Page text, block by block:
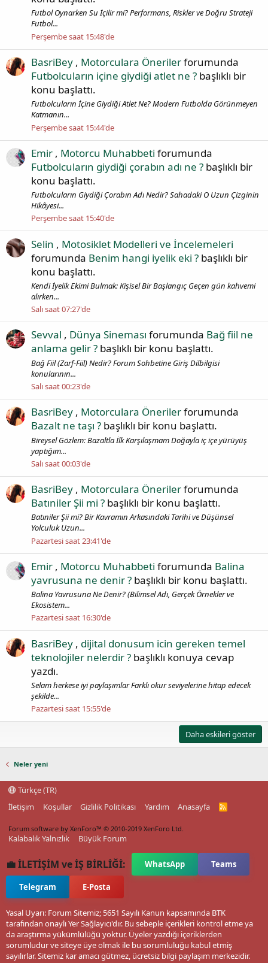
Futbol Oynarken Su İçilir mi? Performans, Riskler ve Doğru Strateji
Futbol...
Perşembe saat 15:48'de
BasriBey , Motorculara Önerilerforumunda
Futbolcuların içine giydiği atlet ne ? başlıklı bir
konu başlattı.
Futbolcuların İçine Giydiği Atlet Ne? Modern Futbolda Görünmeyen
Katmanın...
Perşembe saat 15:44'de
Emir , Motorcu Muhabbeti forumunda
Futbolcuların giydiği çorabın adı ne ? başlıklı bir
konu başlattı.
Futbolcuların Giydiği Çorabın Adı Nedir? Sahadaki O Uzun Çizginin
Hikâyesi...
Perşembe saat 15:40'de
Selin , Motosiklet Modelleri ve İncelemeleri
forumunda Benim hangi iyelik eki ? başlıklı bir
konu başlattı.
Kendi İyelik Ekimi Bulmak: Kişisel Bir Başlangıç Geçen gün kahvemi
alırken...
Salı saat 07:27'de
Sevval , Dünya Sineması forumunda Bağ fiil ne
anlama gelir ? başlıklı bir konu başlattı.
Bağ Fiil (Zarf-Fiil) Nedir? Forum Sohbetine Giriş Dilbilgisi
konularının...
Salı saat 00:23'de
BasriBey , Motorculara Önerilerforumunda
Bazalt ne taşı ? başlıklı bir konu başlattı.
Bireysel Gözlem: Bazaltla İlk Karşılaşmam Doğayla iç içe yürüyüş
yaptığım...
Salı saat 00:03'de
BasriBey , Motorculara Önerilerforumunda
Batıniler Şii mi ? başlıklı bir konu başlattı.
Batıniler Şii mi? Bir Kavramın Arkasındaki Tarihi ve Düşünsel
Yolculuk Uzun...
Pazartesi saat 23:41'de
Emir , Motorcu Muhabbeti forumunda Balina
yavrusuna ne denir ? başlıklı bir konu başlattı.
Balina Yavrusuna Ne Denir? (Bilimsel Adı, Gerçek Örnekler ve
Ekosistem...
Pazartesi saat 16:30'de
BasriBey , dijital donusum icin gereken temel
teknolojiler nelerdir ? başlıklı konuya cevap
yazdı.
Selam herkese iyi paylaşımlar Farklı okur seviyelerine hitap edecek
şekilde...
Pazartesi saat 15:55'de
Daha eskileri göster
Neler yeni
Türkçe (TR)
İletişim
Koşullar Gizlilik Politikası Yardım Anasayfa
R
Forum software by XenForo™ © 2010-2019 XenForo Ltd.
Kalabalık Yalnızlık Büyük Forum
💼 İLETİŞİM ve İŞ BİRLİĞİ: WhatsApp Teams
Telegram E-Posta
Yasal Uyarı: Forum Sitemiz; 5651 Sayılı Kanun kapsamında BTK
tarafından onaylı Yer Sağlayıcı'dır. Bu sebeple içerikleri kontrol etme ya
da araştırma yükümlülüğü yoktur. Üyeler yazdığı içeriklerden
sorumludur ve siteye üye olmak ile bu sorumluluğu kabul etmiş
sayılırlar. Sitemiz kar amacı gütmez, ücretsiz bilgi paylaşım merkezidir.